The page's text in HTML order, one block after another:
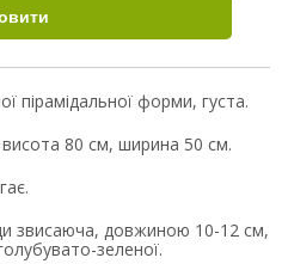
пірамідальної форми, густа.
80 см, ширина 50 см.
звисаюча, довжиною 10-12 см,
зеленої.